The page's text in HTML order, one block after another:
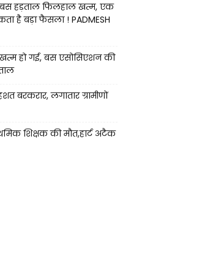
बस हड़ताल फिलहाल खत्म, एक
है बड़ा फैसला ! PADMESH
हो गई, बस एसोसिएशन की
बरकरार, लगातार ग्रामीणों
शिक्षक की मौत,हार्ट अटैक